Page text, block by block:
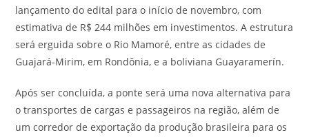
lançamento do edital para o início de novembro, com
estimativa de R$ 244 milhões em investimentos. A estrutura
será erguida sobre o Rio Mamoré, entre as cidades de
Guajará-Mirim, em Rondônia, e a boliviana Guayaramerín.
Após ser concluída, a ponte será uma nova alternativa para
o transportes de cargas e passageiros na região, além de
um corredor de exportação da produção brasileira para os